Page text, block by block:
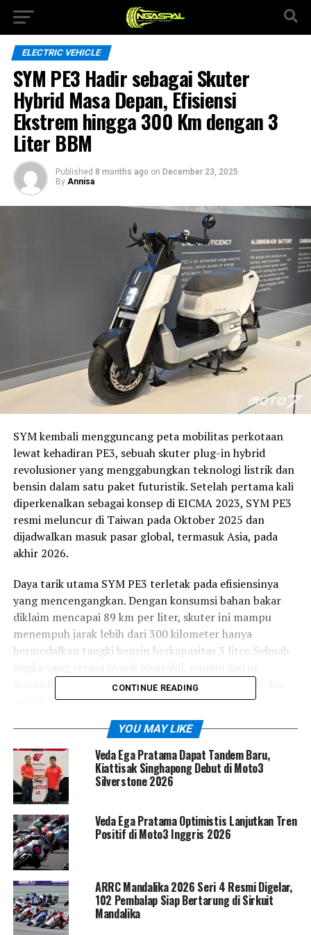
ELECTRIC VEHICLE
SYM PE3 Hadir sebagai Skuter
Hybrid Masa Depan, Efisiensi
Ekstrem hingga 300 Km dengan 3
Liter BBM
Published 8 months ago on December 23, 2025
By Annisa
SYM kembali mengguncang peta mobilitas perkotaan
lewat kehadiran PE3, sebuah skuter plug-in hybrid
revolusioner yang menggabungkan teknologi listrik dan
bensin dalam satu paket futuristik. Setelah pertama kali
diperkenalkan sebagai konsep di EICMA 2023, SYM PE3
resmi meluncur di Taiwan pada Oktober 2025 dan
dijadwalkan masuk pasar global, termasuk Asia, pada
akhir 2026.
Daya tarik utama SYM PE3 terletak pada efisiensinya
yang mencengangkan. Dengan konsumsi bahan bakar
diklaim mencapai 89 km per liter, skuter ini mampu
menempuh jarak lebih dari 300 kilometer hanya
bermodalkan tangki bensin berkapasitas 3 liter. Sebuah
menjadi bukti arah baru teknologi kendaraan roda dua
ramah lingkungan.
Berbeda dari skuter hybrid konvensional, mesin
CONTINUE READING
YOU MAY LIKE
Veda Ega Pratama Dapat Tandem Baru,
Kiattisak Singhapong Debut di Moto3
Silverstone 2026
Veda Ega Pratama Optimistis Lanjutkan Tren
Positif di Moto3 Inggris 2026
ARRC Mandalika 2026 Seri 4 Resmi Digelar,
102 Pembalap Siap Bertarung di Sirkuit
Mandalika